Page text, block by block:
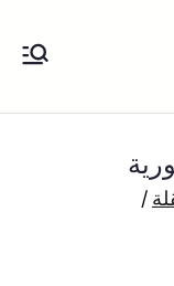
وبنشر تبديل